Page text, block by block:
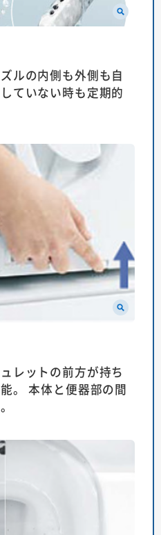
ルの内側も外側も自
ていない時も定期的
レットの前方が持ち
。 本体と便器部の間